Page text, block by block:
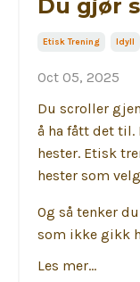
Du gjør
Etisk Trening Idyll
Oct 05, 2025
Du scroller
å ha fått det til.
hester. Etisk
hester som
Og så tenker
som ikke gikk
Les mer...